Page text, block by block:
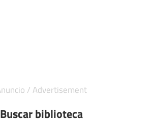
Buscar biblioteca